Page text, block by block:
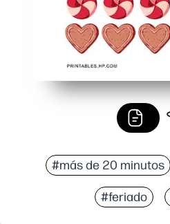
#más de 20 minutos
#feriado